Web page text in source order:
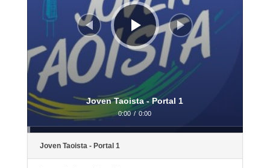
Joven Taoista - Portal 1
0:00 / 0:00
Joven Taoista - Portal 1